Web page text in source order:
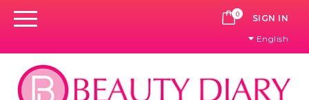
0 CART
SIGN IN
English